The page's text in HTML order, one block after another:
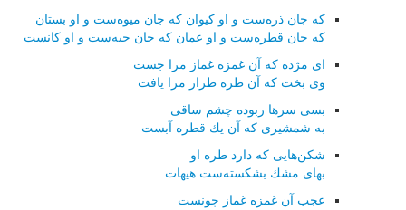
كه جان ذره‌ست و او كیوان كه جان میوه‌ست و او بستان
كه جان قطره‌ست و او عمان كه جان حبه‌ست و او كانست
ای مژده كه آن غمزه غماز مرا جست
وی بخت كه آن طره طرار مرا یافت
بسی سرها ربوده چشم ساقی
به شمشیری كه آن یك قطره آبست
شكن‌هایی كه دارد طره او
بهای مشك بشكسته‌ست هیهات
عجب آن غمزه غماز چونست